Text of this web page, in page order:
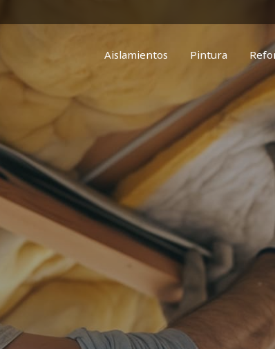
Aislamientos Pintura